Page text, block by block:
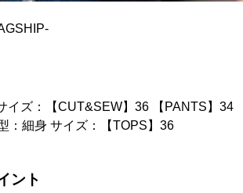
-
イズ：【CUT&SEW】36 【PANTS】34
：細身 サイズ：【TOPS】36
ント